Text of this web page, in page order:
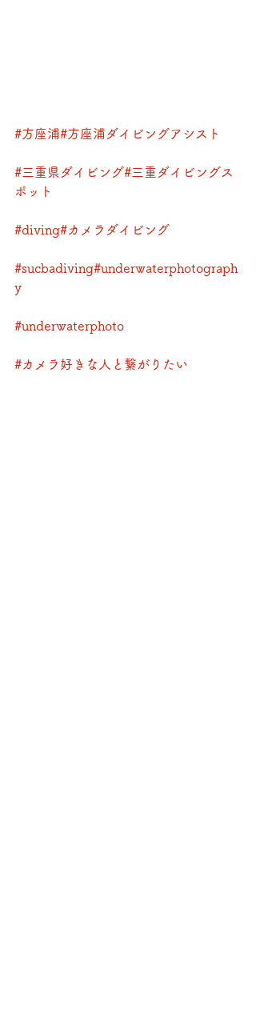
#方座浦#方座浦ダイビングアシスト
#三重県ダイビング#三重ダイビングス
ポット
#diving#カメラダイビング
#sucbadiving#underwaterphotograph
y
#underwaterphoto
#カメラ好きな人と繋がりたい